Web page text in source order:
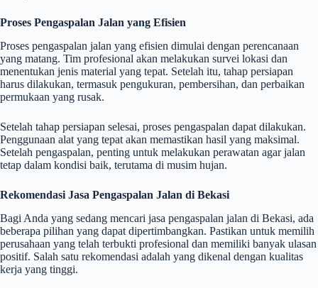
Proses Pengaspalan Jalan yang Efisien
Proses pengaspalan jalan yang efisien dimulai dengan perencanaan
yang matang. Tim profesional akan melakukan survei lokasi dan
menentukan jenis material yang tepat. Setelah itu, tahap persiapan
harus dilakukan, termasuk pengukuran, pembersihan, dan perbaikan
permukaan yang rusak.
Setelah tahap persiapan selesai, proses pengaspalan dapat dilakukan.
Penggunaan alat yang tepat akan memastikan hasil yang maksimal.
Setelah pengaspalan, penting untuk melakukan perawatan agar jalan
tetap dalam kondisi baik, terutama di musim hujan.
Rekomendasi Jasa Pengaspalan Jalan di Bekasi
Bagi Anda yang sedang mencari jasa pengaspalan jalan di Bekasi, ada
beberapa pilihan yang dapat dipertimbangkan. Pastikan untuk memilih
perusahaan yang telah terbukti profesional dan memiliki banyak ulasan
positif. Salah satu rekomendasi adalah yang dikenal dengan kualitas
kerja yang tinggi.